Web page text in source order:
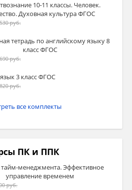
10-11 классы. Человек.
Духовная культура ФГОС
руб.
тетрадь по английскому языку 8
класс ФГОС
руб.
3 класс ФГОС
руб.
все комплекты
ПК и ППК
менеджмента. Эффективное
управление временем
руб.